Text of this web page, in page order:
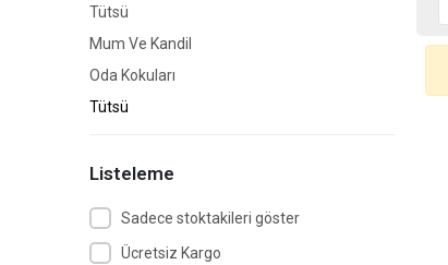
Tütsü
Mum Ve Kandil
Oda Kokuları
Tütsü
Listeleme
Sadece stoktakileri göster
Ücretsiz Kargo